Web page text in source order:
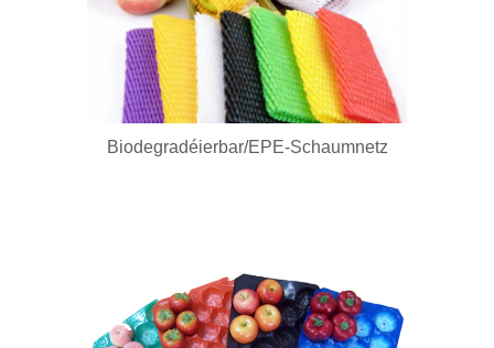
Biodegradéierbar/EPE-Schaumnetz